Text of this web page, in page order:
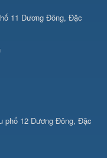
11 Dương Đông, Đặc
phố 12 Dương Đông, Đặc